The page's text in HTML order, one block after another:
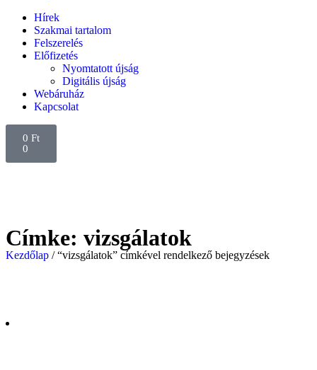
Hírek
Szakmai tartalom
Felszerelés
Előfizetés
Nyomtatott újság
Digitális újság
Webáruház
Kapcsolat
0 Ft
0
Címke: vizsgálatok
Kezdőlap / “vizsgálatok” címkével rendelkező bejegyzések